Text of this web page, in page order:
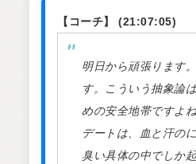
【コーチ】 (21:07:05)
明日から頑張ります
す。こういう抽象論
めの安全地帯ですよ
デートは、血と汗の
臭い具体の中でしか